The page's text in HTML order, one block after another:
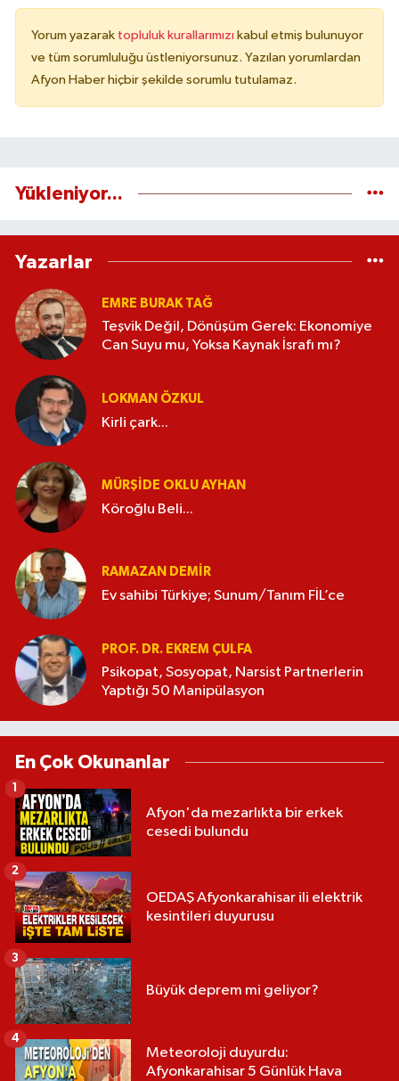
Yorum yazarak topluluk kurallarımızı kabul etmiş bulunuyor
ve tüm sorumluluğu üstleniyorsunuz. Yazılan yorumlardan
Afyon Haber hiçbir şekilde sorumlu tutulamaz.
Yükleniyor...
Yazarlar
EMRE BURAK TAĞ
Teşvik Değil, Dönüşüm Gerek: Ekonomiye
Can Suyu mu, Yoksa Kaynak İsrafı mı?
LOKMAN ÖZKUL
Kirli çark...
MÜRŞIDE OKLU AYHAN
Köroğlu Beli...
RAMAZAN DEMİR
Ev sahibi Türkiye; Sunum/Tanım FİL’ce
PROF. DR. EKREM ÇULFA
Psikopat, Sosyopat, Narsist Partnerlerin
Yaptığı 50 Manipülasyon
En Çok Okunanlar
Afyon'da mezarlıkta bir erkek
cesedi bulundu
1
OEDAŞ Afyonkarahisar ili elektrik
kesintileri duyurusu
2
Büyük deprem mi geliyor?
3
Meteoroloji duyurdu:
Afyonkarahisar 5 Günlük Hava
4